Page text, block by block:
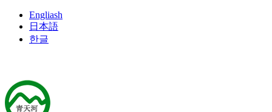
Engliash
日本語
한글